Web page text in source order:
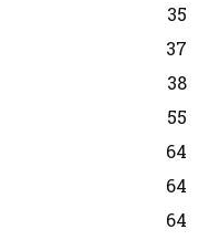
35
37
38
55
64
64
64